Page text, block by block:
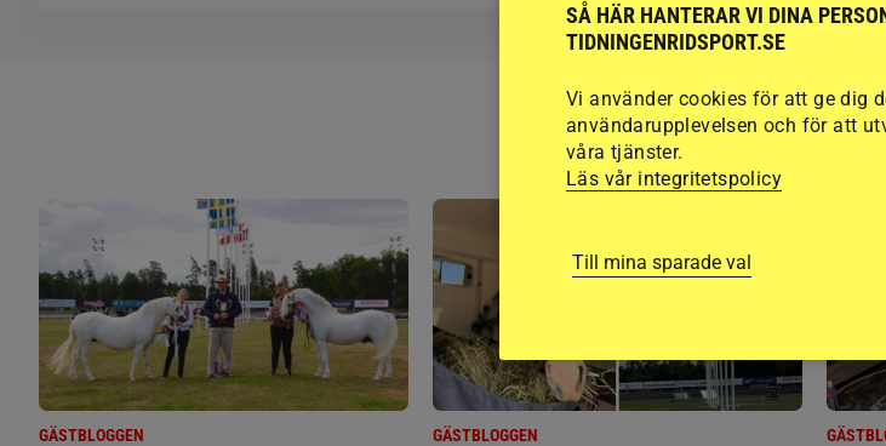
BLOGGAR
GÄSTBLOGGEN GÄSTBLOGGEN
SÅ HÄR HANTERAR VI DINA
TIDNINGENRIDSPORT.SE
Vi använder cookies för att ge dig
användarupplevelsen och för att
våra tjänster.
Läs vår integritetspolicy
Till mina sparade val